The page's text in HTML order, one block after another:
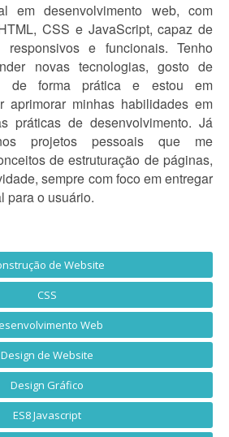
em desenvolvimento web, com
CSS e JavaScript, capaz de
e funcionais. Tenho
novas tecnologias, gosto de
de forma prática e estou em
aprimorar minhas habilidades em
práticas de desenvolvimento. Já
projetos pessoais que me
de estruturação de páginas,
sempre com foco em entregar
para o usuário.
de Website
CSS
Web
Design de Website
Design Gráfico
ES8 Javascript